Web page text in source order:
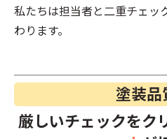
私たちは担当者と二重チェッ
わります。
塗装品
厳しいチェックをク